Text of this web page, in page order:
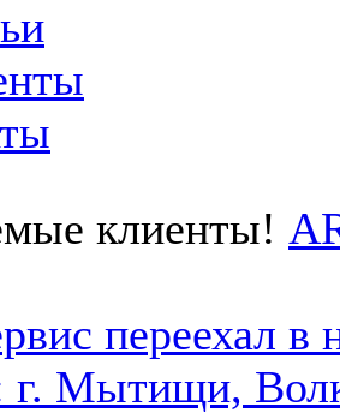
клиенты!
переехал в
г. Мытищи,